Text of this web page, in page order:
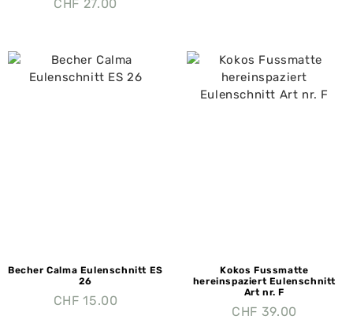
CHF 27.00
Becher Calma Eulenschnitt ES
26
CHF 15.00
Kokos Fussmatte
hereinspaziert Eulenschnitt
Art nr. F
CHF 39.00